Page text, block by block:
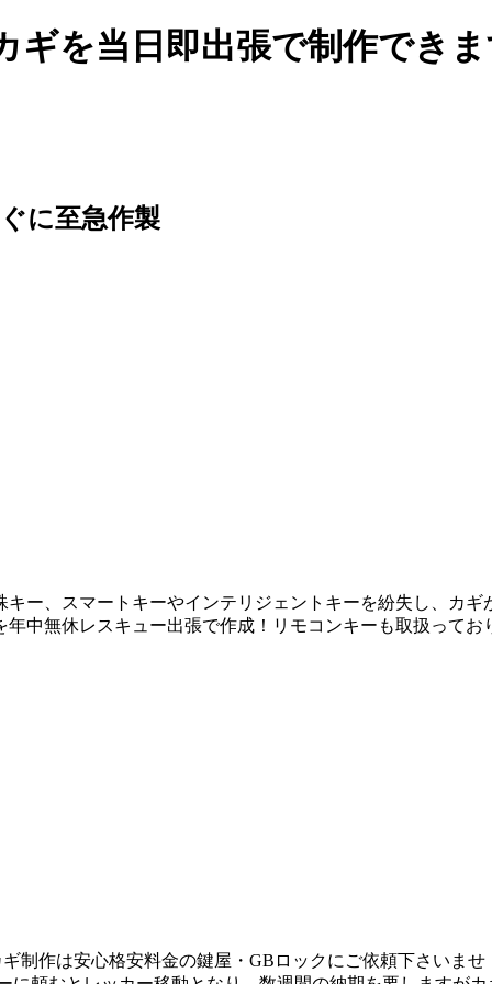
ギを当日即出張で制作でき
に至急作製
ー、スマートキーやインテリジェントキーを紛失し、カ
中無休レスキュー出張で作成！リモコンキーも取扱ってお
制作は安心格安料金の鍵屋・GBロックにご依頼下さいま